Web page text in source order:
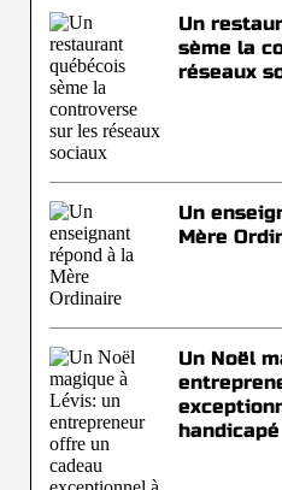
Un
sème la
réseaux
Un
Mère
Un Noël
handicapé